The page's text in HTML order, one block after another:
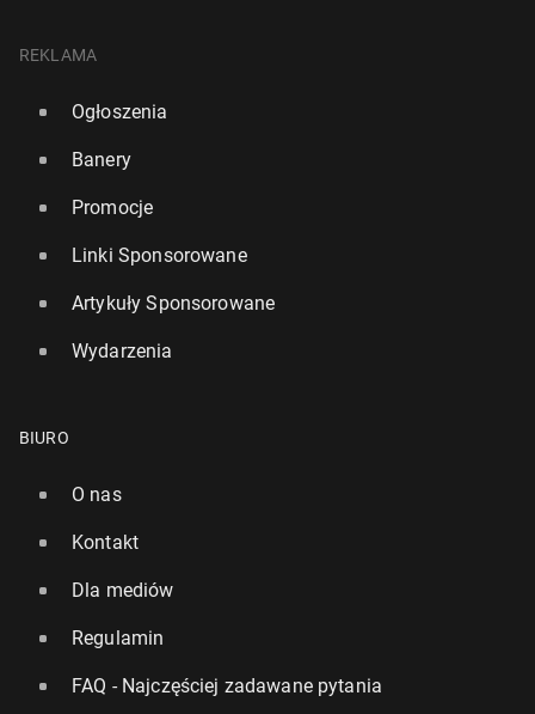
REKLAMA
Ogłoszenia
Banery
Promocje
Linki Sponsorowane
Artykuły Sponsorowane
Wydarzenia
BIURO
O nas
Kontakt
Dla mediów
Regulamin
FAQ - Najczęściej zadawane pytania